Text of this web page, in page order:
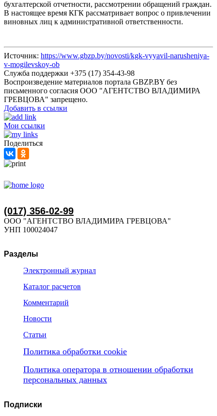
бухгалтерской отчетности, рассмотрении обращений граждан.
В настоящее время КГК рассматривает вопрос о привлечении
виновных лиц к административной ответственности.
Источник: https://www.gbzp.by/novosti/kgk-vyyavil-narusheniya-
v-mogilevskoy-ob
Служба поддержки +375 (17) 354-43-98
Воспроизведение материалов портала GBZP.BY без
письменного согласия OOO "АГЕНТСТВО ВЛАДИМИРА
ГРЕВЦОВА" запрещено.
Добавить в ссылки
Мои ссылки
Поделиться
(017) 356-02-99
ООО "АГЕНТСТВО ВЛАДИМИРА ГРЕВЦОВА"
УНП 100024047
Разделы
Электронный журнал
Каталог расчетов
Комментарий
Новости
Статьи
Политика обработки cookie
Политика оператора в отношении обработки
персональных данных
Подписки